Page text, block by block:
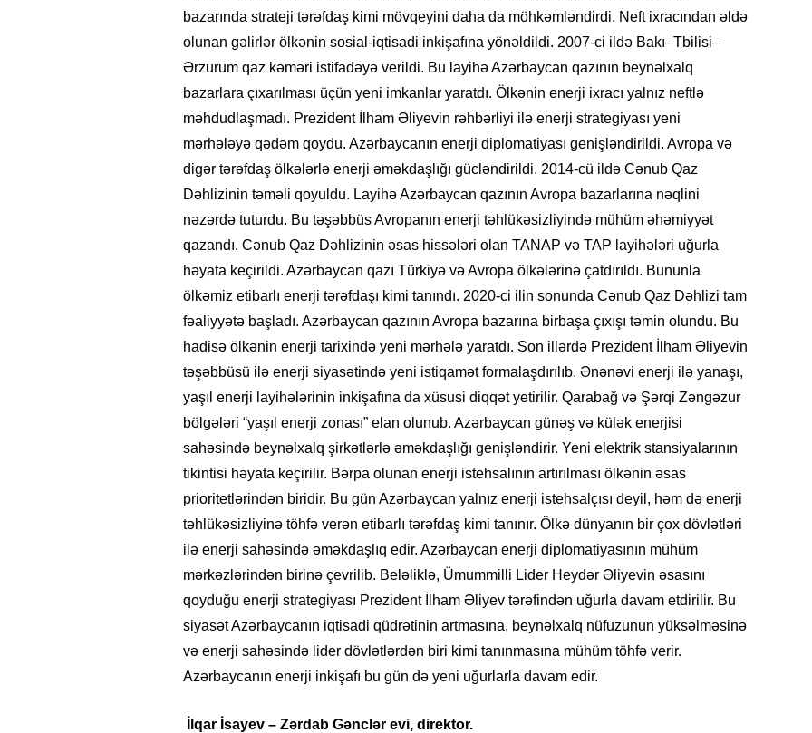
bazarında strateji tərəfdaş kimi mövqeyini daha da möhkəmləndirdi. Neft ixracından əldə
olunan gəlirlər ölkənin sosial-iqtisadi inkişafına yönəldildi. 2007-ci ildə Bakı–Tbilisi–
Ərzurum qaz kəməri istifadəyə verildi. Bu layihə Azərbaycan qazının beynəlxalq
bazarlara çıxarılması üçün yeni imkanlar yaratdı. Ölkənin enerji ixracı yalnız neftlə
məhdudlaşmadı. Prezident İlham Əliyevin rəhbərliyi ilə enerji strategiyası yeni
mərhələyə qədəm qoydu. Azərbaycanın enerji diplomatiyası genişləndirildi. Avropa və
digər tərəfdaş ölkələrlə enerji əməkdaşlığı gücləndirildi. 2014-cü ildə Cənub Qaz
Dəhlizinin təməli qoyuldu. Layihə Azərbaycan qazının Avropa bazarlarına nəqlini
nəzərdə tuturdu. Bu təşəbbüs Avropanın enerji təhlükəsizliyində mühüm əhəmiyyət
qazandı. Cənub Qaz Dəhlizinin əsas hissələri olan TANAP və TAP layihələri uğurla
həyata keçirildi. Azərbaycan qazı Türkiyə və Avropa ölkələrinə çatdırıldı. Bununla
ölkəmiz etibarlı enerji tərəfdaşı kimi tanındı. 2020-ci ilin sonunda Cənub Qaz Dəhlizi tam
fəaliyyətə başladı. Azərbaycan qazının Avropa bazarına birbaşa çıxışı təmin olundu. Bu
hadisə ölkənin enerji tarixində yeni mərhələ yaratdı. Son illərdə Prezident İlham Əliyevin
təşəbbüsü ilə enerji siyasətində yeni istiqamət formalaşdırılıb. Ənənəvi enerji ilə yanaşı,
yaşıl enerji layihələrinin inkişafına da xüsusi diqqət yetirilir. Qarabağ və Şərqi Zəngəzur
bölgələri “yaşıl enerji zonası” elan olunub. Azərbaycan günəş və külək enerjisi
sahəsində beynəlxalq şirkətlərlə əməkdaşlığı genişləndirir. Yeni elektrik stansiyalarının
tikintisi həyata keçirilir. Bərpa olunan enerji istehsalının artırılması ölkənin əsas
prioritetlərindən biridir. Bu gün Azərbaycan yalnız enerji istehsalçısı deyil, həm də enerji
təhlükəsizliyinə töhfə verən etibarlı tərəfdaş kimi tanınır. Ölkə dünyanın bir çox dövlətləri
ilə enerji sahəsində əməkdaşlıq edir. Azərbaycan enerji diplomatiyasının mühüm
mərkəzlərindən birinə çevrilib. Beləliklə, Ümummilli Lider Heydər Əliyevin əsasını
qoyduğu enerji strategiyası Prezident İlham Əliyev tərəfindən uğurla davam etdirilir. Bu
siyasət Azərbaycanın iqtisadi qüdrətinin artmasına, beynəlxalq nüfuzunun yüksəlməsinə
və enerji sahəsində lider dövlətlərdən biri kimi tanınmasına mühüm töhfə verir.
Azərbaycanın enerji inkişafı bu gün də yeni uğurlarla davam edir.
İlqar İsayev – Zərdab Gənclər evi, direktor.